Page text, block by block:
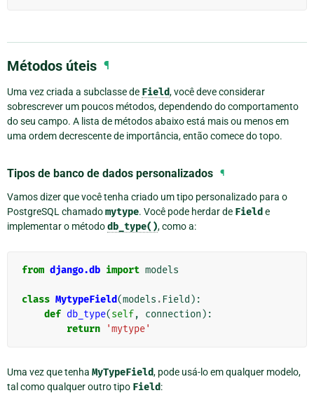
Métodos úteis ¶
Uma vez criada a subclasse de Field, você deve considerar
sobrescrever um poucos métodos, dependendo do comportamento
do seu campo. A lista de métodos abaixo está mais ou menos em
uma ordem decrescente de importância, então comece do topo.
Tipos de banco de dados personalizados ¶
Vamos dizer que você tenha criado um tipo personalizado para o
PostgreSQL chamadomytype. Você pode herdar de Field e
implementar o métododb_type(), como a:
from django.db import models
class MytypeField(models . Field ):
def db_type(self, connection ):
return
'mytype'
Uma vez que tenha MyTypeField, pode usá-lo em qualquer modelo,
tal como qualquer outro tipo Field: